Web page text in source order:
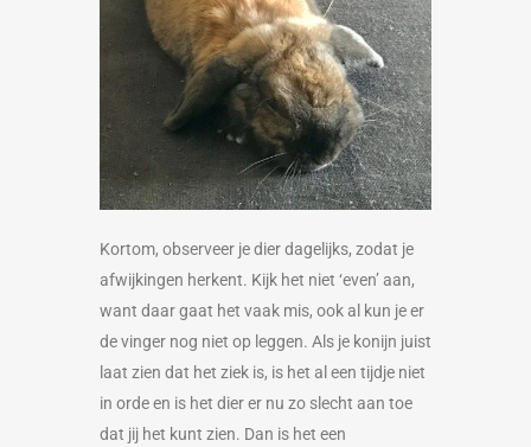
Kortom, observeer je dier dagelijks, zodat je
afwijkingen herkent. Kijk het niet ‘even’ aan,
want daar gaat het vaak mis, ook al kun je er
de vinger nog niet op leggen. Als je konijn juist
laat zien dat het ziek is, is het al een tijdje niet
in orde en is het dier er nu zo slecht aan toe
dat jij het kunt zien. Dan is het een